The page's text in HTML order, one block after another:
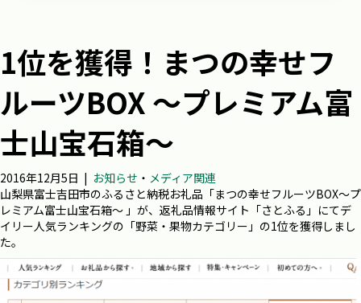
1位を獲得！まつの幸せフ
ルーツBOX ～プレミアム富
士山宝石箱～
2016年12月5日 | お知らせ ・ メディア関連
山梨県富士吉田市のふるさと納税お礼品「まつの幸せフルーツBOX～プ
レミアム富士山宝石箱～ 」が、返礼品情報サイト「さとふる」にてデ
イリー人気ランキングの「野菜・果物カテゴリー」の1位を獲得しまし
た。